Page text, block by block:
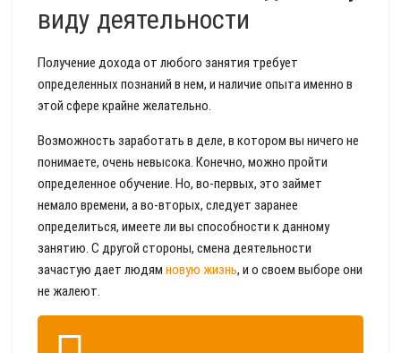
виду деятельности
Получение дохода от любого занятия требует
определенных познаний в нем, и наличие опыта именно в
этой сфере крайне желательно.
Возможность заработать в деле, в котором вы ничего не
понимаете, очень невысока. Конечно, можно пройти
определенное обучение. Но, во-первых, это займет
немало времени, а во-вторых, следует заранее
определиться, имеете ли вы способности к данному
занятию. С другой стороны, смена деятельности
зачастую дает людям новую жизнь, и о своем выборе они
не жалеют.